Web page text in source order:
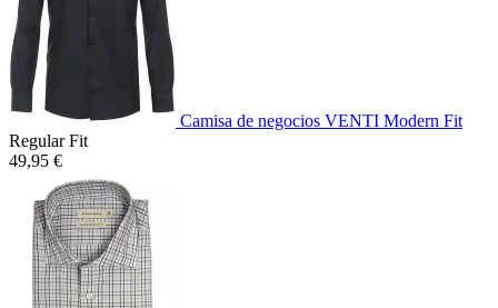
Camisa de negocios VENTI Modern Fit
Regular Fit
49,95 €